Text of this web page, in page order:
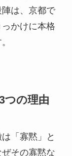
は、京都で
かけに本格
つの理由
「寡黙」と
その寡黙な